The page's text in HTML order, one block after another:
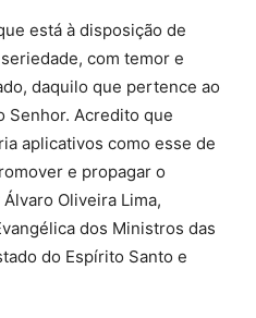
está à disposição de
com temor e
daquilo que pertence ao
Senhor. Acredito que
aplicativos como esse de
e propagar o
Oliveira Lima,
dos Ministros das
do Espírito Santo e